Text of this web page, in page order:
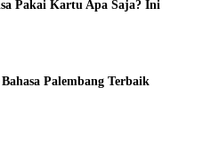
Pakai Kartu Apa Saja? Ini
Palembang Terbaik